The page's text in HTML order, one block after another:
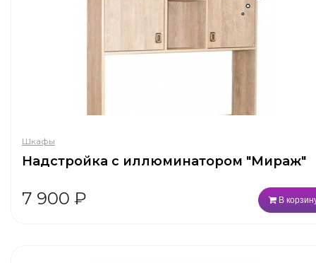
Шкафы
Надстройка с иллюминатором "Мираж"
7 900 ₽ В